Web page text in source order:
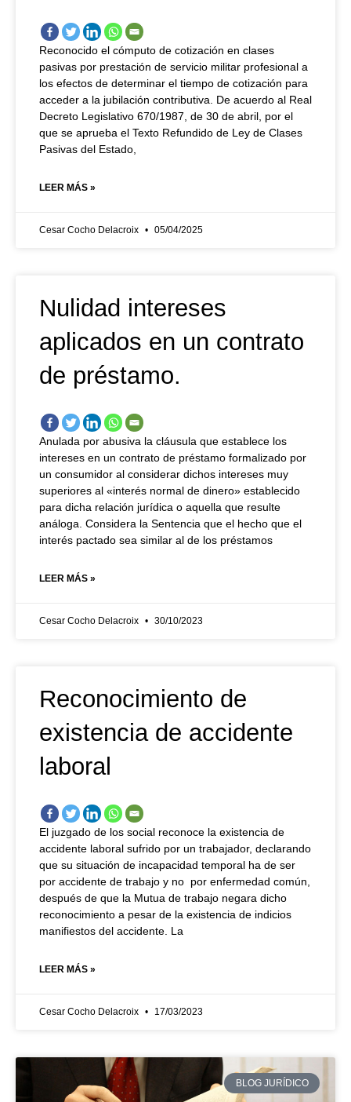
Reconocido el cómputo de cotización en clases
pasivas por prestación de servicio militar profesional a
los efectos de determinar el tiempo de cotización para
acceder a la jubilación contributiva. De acuerdo al Real
Decreto Legislativo 670/1987, de 30 de abril, por el
que se aprueba el Texto Refundido de Ley de Clases
Pasivas del Estado,
LEER MÁS »
Cesar Cocho Delacroix 05/04/2025
Nulidad intereses
aplicados en un contrato
de préstamo.
Anulada por abusiva la cláusula que establece los
intereses en un contrato de préstamo formalizado por
un consumidor al considerar dichos intereses muy
superiores al «interés normal de dinero» establecido
para dicha relación jurídica o aquella que resulte
análoga. Considera la Sentencia que el hecho que el
interés pactado sea similar al de los préstamos
LEER MÁS »
Cesar Cocho Delacroix 30/10/2023
Reconocimiento de
existencia de accidente
laboral
El juzgado de los social reconoce la existencia de
accidente laboral sufrido por un trabajador, declarando
que su situación de incapacidad temporal ha de ser
por accidente de trabajo y no por enfermedad común,
después de que la Mutua de trabajo negara dicho
reconocimiento a pesar de la existencia de indicios
manifiestos del accidente. La
LEER MÁS »
Cesar Cocho Delacroix 17/03/2023
BLOG JURÍDICO